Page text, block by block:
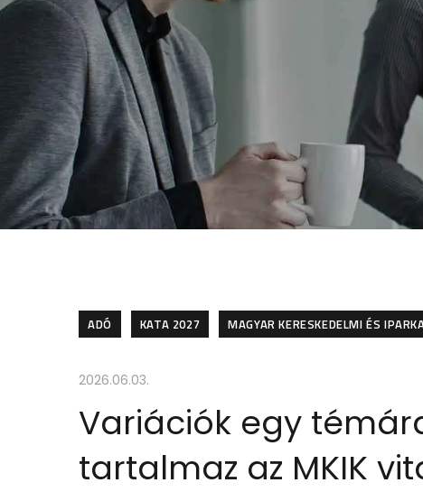
ADÓ KATA 2027 MAGYAR KERESKEDELMI ÉS
2026.06.03.
Variációk egy
tartalmaz az MKIK